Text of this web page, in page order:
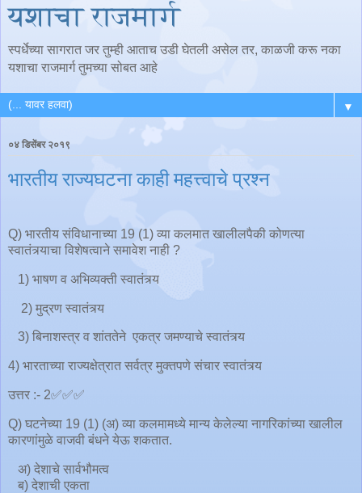
यशाचा राजमार्ग
स्पर्धेच्या सागरात जर तुम्ही आताच उडी घेतली असेल तर, काळजी करू नका
यशाचा राजमार्ग तुमच्या सोबत आहे
▼
०४ डिसेंबर २०१९
भारतीय राज्यघटना काही महत्त्वाचे प्रश्न
Q) भारतीय संविधानाच्या 19 (1) व्या कलमात खालीलपैकी कोणत्या
स्वातंत्र्याचा विशेषत्वाने समावेश नाही ?
1) भाषण व अभिव्यक्ती स्वातंत्र्य
2) मुद्रण स्वातंत्र्य
3) बिनाशस्त्र व शांततेने एकत्र जमण्याचे स्वातंत्र्य
4) भारताच्या राज्यक्षेत्रात सर्वत्र मुक्तपणे संचार स्वातंत्र्य
उत्तर :- 2✅✅✅
Q) घटनेच्या 19 (1) (अ) व्या कलमामध्ये मान्य केलेल्या नागरिकांच्या खालील
कारणांमुळे वाजवी बंधने येऊ शकतात.
अ) देशाचे सार्वभौमत्व
ब) देशाची एकता